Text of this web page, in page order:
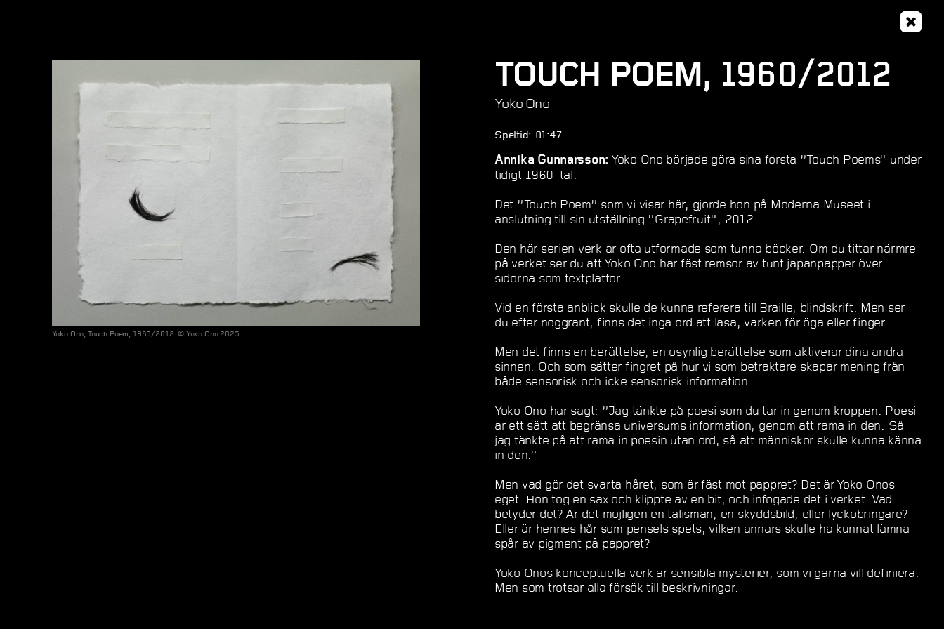
Yoko Ono, Touch Poem, 1960/2012. © Yoko Ono 2025
TOUCH POEM, 1960/2012
Yoko Ono
Speltid: 01:47
Annika Gunnarsson: Yoko Ono började göra sina första ”Touch Poems” under
tidigt 1960-tal.
Det ”Touch Poem” som vi visar här, gjorde hon på Moderna Museet i
anslutning till sin utställning ”Grapefruit”, 2012.
Den här serien verk är ofta utformade som tunna böcker. Om du tittar närmre
på verket ser du att Yoko Ono har fäst remsor av tunt japanpapper över
sidorna som textplattor.
Vid en första anblick skulle de kunna referera till Braille, blindskrift. Men ser
du efter noggrant, finns det inga ord att läsa, varken för öga eller finger.
Men det finns en berättelse, en osynlig berättelse som aktiverar dina andra
sinnen. Och som sätter fingret på hur vi som betraktare skapar mening från
både sensorisk och icke sensorisk information.
Yoko Ono har sagt: ”Jag tänkte på poesi som du tar in genom kroppen. Poesi
är ett sätt att begränsa universums information, genom att rama in den. Så
jag tänkte på att rama in poesin utan ord, så att människor skulle kunna känna
in den.”
Men vad gör det svarta håret, som är fäst mot pappret? Det är Yoko Onos
eget. Hon tog en sax och klippte av en bit, och infogade det i verket. Vad
betyder det? Är det möjligen en talisman, en skyddsbild, eller lyckobringare?
Eller är hennes hår som pensels spets, vilken annars skulle ha kunnat lämna
spår av pigment på pappret?
Yoko Onos konceptuella verk är sensibla mysterier, som vi gärna vill definiera.
Men som trotsar alla försök till beskrivningar.